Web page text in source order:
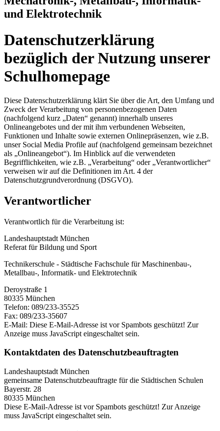
und Elektrotechnik
Datenschutzerklärung
bezüglich der Nutzung unserer
Schulhomepage
Diese Datenschutzerklärung klärt Sie über die Art, den Umfang und
Zweck der Verarbeitung von personenbezogenen Daten
(nachfolgend kurz „Daten“ genannt) innerhalb unseres
Onlineangebotes und der mit ihm verbundenen Webseiten,
Funktionen und Inhalte sowie externen Onlinepräsenzen, wie z.B.
unser Social Media Profile auf (nachfolgend gemeinsam bezeichnet
als „Onlineangebot“). Im Hinblick auf die verwendeten
Begrifflichkeiten, wie z.B. „Verarbeitung“ oder „Verantwortlicher“
verweisen wir auf die Definitionen im Art. 4 der
Datenschutzgrundverordnung (DSGVO).
Verantwortlicher
Verantwortlich für die Verarbeitung ist:
Landeshauptstadt München
Referat für Bildung und Sport
Technikerschule - Städtische Fachschule für Maschinenbau-,
Metallbau-, Informatik- und Elektrotechnik
Deroystraße 1
80335 München
Telefon: 089/233-35525
Fax: 089/233-35607
E-Mail: Diese E-Mail-Adresse ist vor Spambots geschützt! Zur
Anzeige muss JavaScript eingeschaltet sein.
Kontaktdaten des Datenschutzbeauftragten
Landeshauptstadt München
gemeinsame Datenschutzbeauftragte für die Städtischen Schulen
Bayerstr. 28
80335 München
Diese E-Mail-Adresse ist vor Spambots geschützt! Zur Anzeige
muss JavaScript eingeschaltet sein.